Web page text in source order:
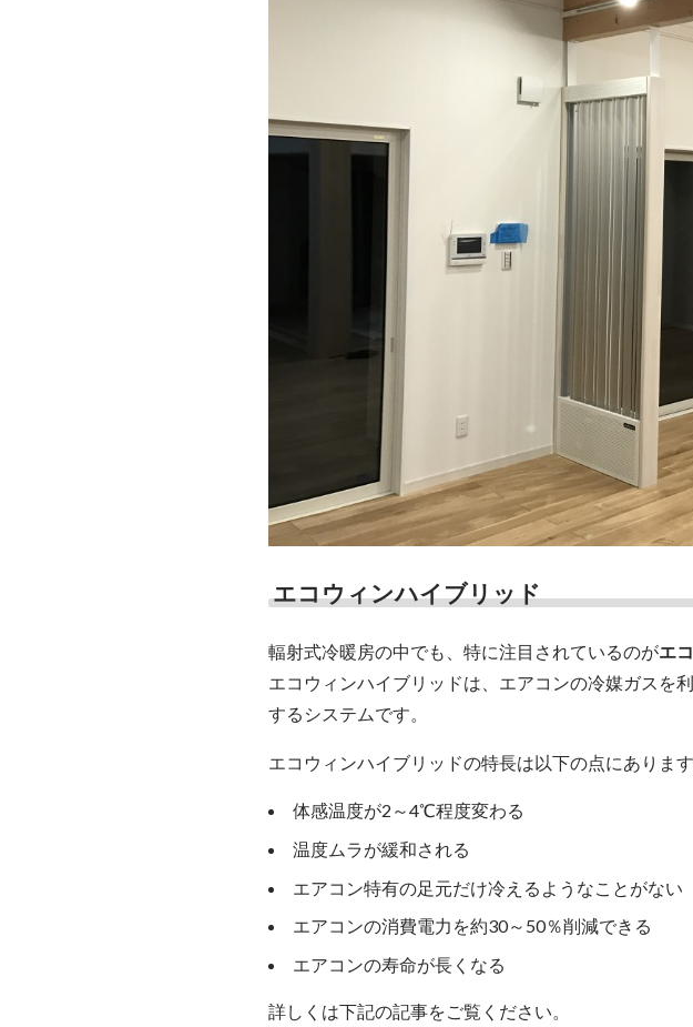
エコウィンハイブリッド
輻射式冷暖房の中でも、特に注目されているのがエ
エコウィンハイブリッドは、エアコンの冷媒ガスを
するシステムです。
エコウィンハイブリッドの特長は以下の点にあります
体感温度が2～4℃程度変わる
温度ムラが緩和される
エアコン特有の足元だけ冷えるようなことがない
エアコンの消費電力を約30～50％削減できる
エアコンの寿命が長くなる
詳しくは下記の記事をご覧ください。